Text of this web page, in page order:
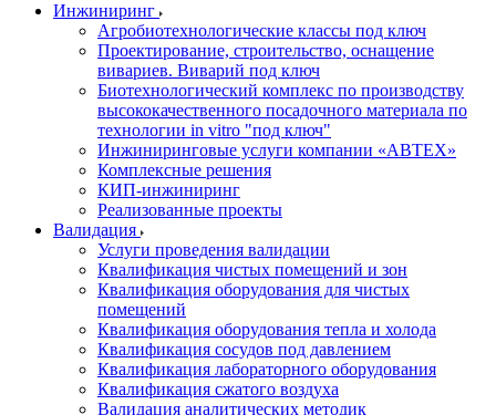
Инжиниринг
Агробиотехнологические классы под ключ
Проектирование, строительство, оснащение
вивариев. Виварий под ключ
Биотехнологический комплекс по производству
высококачественного посадочного материала по
технологии in vitro "под ключ"
Инжиниринговые услуги компании «АВТЕХ»
Комплексные решения
КИП-инжиниринг
Реализованные проекты
Валидация
Услуги проведения валидации
Квалификация чистых помещений и зон
Квалификация оборудования для чистых
помещений
Квалификация оборудования тепла и холода
Квалификация сосудов под давлением
Квалификация лабораторного оборудования
Квалификация сжатого воздуха
Валидация аналитических методик